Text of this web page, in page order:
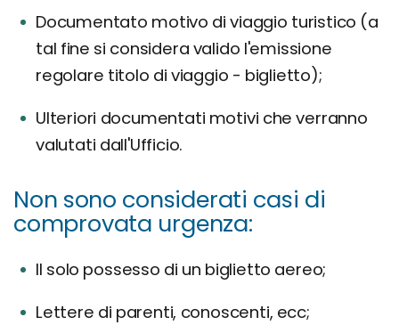
Documentato motivo di viaggio turistico (a
tal fine si considera valido l'emissione
regolare titolo di viaggio - biglietto);
Ulteriori documentati motivi che verranno
valutati dall'Ufficio.
Non sono considerati casi di
comprovata urgenza:
Il solo possesso di un biglietto aereo;
Lettere di parenti, conoscenti, ecc;